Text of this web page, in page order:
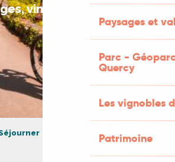
Paysages et
Parc -
Quercy
Les vignobles
Patrimoine
vin & micro-aventures
Expériences à vivre